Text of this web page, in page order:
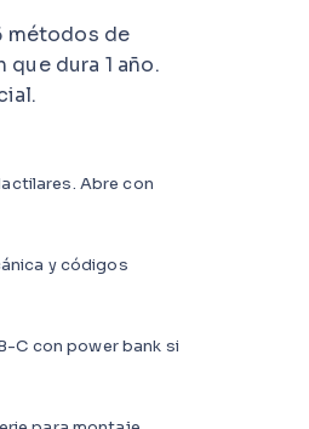
métodos de
dura 1 año.
Abre con
y códigos
C con power bank si